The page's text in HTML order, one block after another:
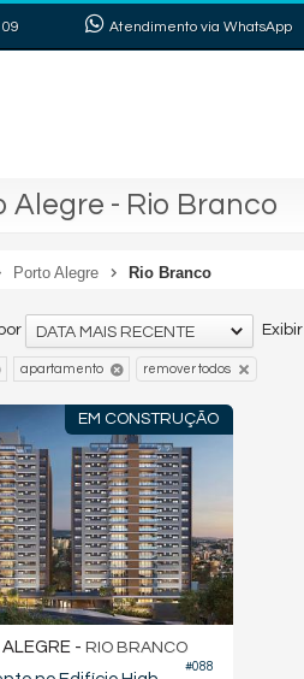
Atendimento via WhatsApp
- Rio Branco
Porto Alegre Rio Branco
Exibir
DATA MAIS RECENTE
apartamento remover todos
EM CONSTRUÇÃO
#088
- RIO BRANCO